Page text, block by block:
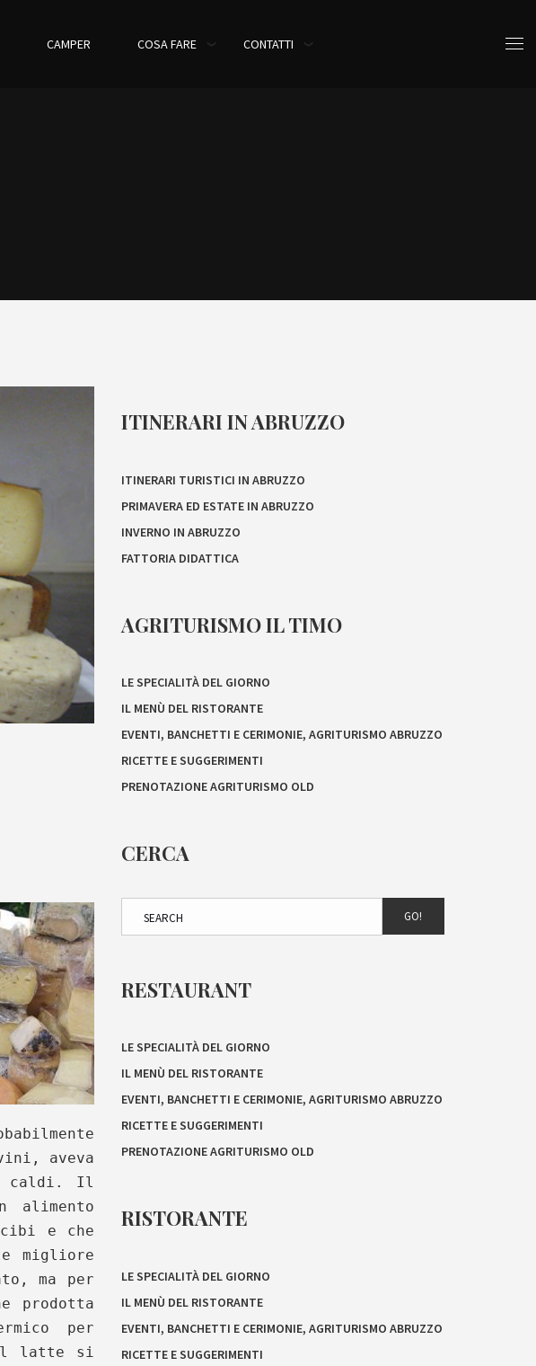
CAMPER COSA FARE CONTATTI
aveva
caldi. Il
alimento
e che
migliore
ma per
prodotta
per
Il latte si
ITINERARI IN ABRUZZO
ITINERARI TURISTICI IN ABRUZZO
PRIMAVERA ED ESTATE IN ABRUZZO
INVERNO IN ABRUZZO
FATTORIA DIDATTICA
AGRITURISMO IL TIMO
LE SPECIALITÀ DEL GIORNO
IL MENÙ DEL RISTORANTE
EVENTI, BANCHETTI E CERIMONIE, AGRITURISMO ABRUZZO
RICETTE E SUGGERIMENTI
PRENOTAZIONE AGRITURISMO OLD
CERCA
GO!
RESTAURANT
LE SPECIALITÀ DEL GIORNO
IL MENÙ DEL RISTORANTE
EVENTI, BANCHETTI E CERIMONIE, AGRITURISMO ABRUZZO
RICETTE E SUGGERIMENTI
PRENOTAZIONE AGRITURISMO OLD
RISTORANTE
LE SPECIALITÀ DEL GIORNO
IL MENÙ DEL RISTORANTE
EVENTI, BANCHETTI E CERIMONIE, AGRITURISMO ABRUZZO
RICETTE E SUGGERIMENTI